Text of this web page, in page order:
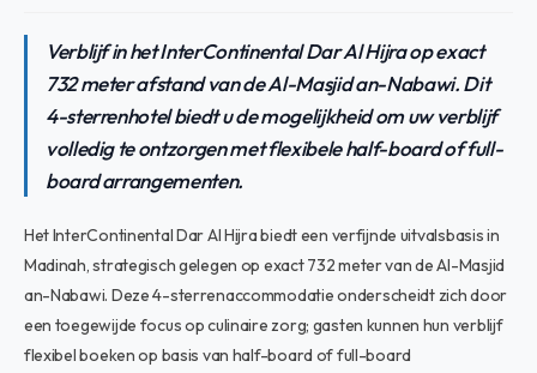
Verblijf in het InterContinental Dar Al Hijra op exact
732 meter afstand van de Al-Masjid an-Nabawi. Dit
4-sterrenhotel biedt u de mogelijkheid om uw verblijf
volledig te ontzorgen met flexibele half-board of full-
board arrangementen.
Het InterContinental Dar Al Hijra biedt een verfijnde uitvalsbasis in
Madinah, strategisch gelegen op exact 732 meter van de Al-Masjid
an-Nabawi. Deze 4-sterrenaccommodatie onderscheidt zich door
een toegewijde focus op culinaire zorg; gasten kunnen hun verblijf
flexibel boeken op basis van half-board of full-board